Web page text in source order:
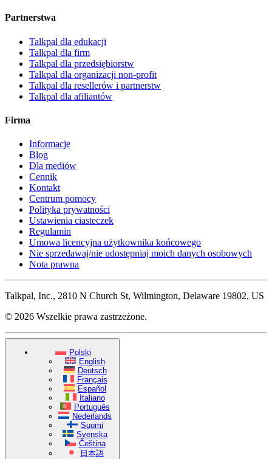
Partnerstwa
Talkpal dla edukacji
Talkpal dla firm
Talkpal dla przedsiębiorstw
Talkpal dla organizacji non-profit
Talkpal dla resellerów i partnerstw
Talkpal dla afiliantów
Firma
Informacje
Blog
Dla mediów
Cennik
Kontakt
Centrum pomocy
Polityka prywatności
Ustawienia ciasteczek
Regulamin
Umowa licencyjna użytkownika końcowego
Nie sprzedawaj/nie udostępniaj moich danych osobowych
Nota prawna
Talkpal, Inc., 2810 N Church St, Wilmington, Delaware 19802, US
© 2026 Wszelkie prawa zastrzeżone.
Polski
English
Deutsch
Français
Español
Italiano
Português
Nederlands
Suomi
Svenska
Čeština
日本語